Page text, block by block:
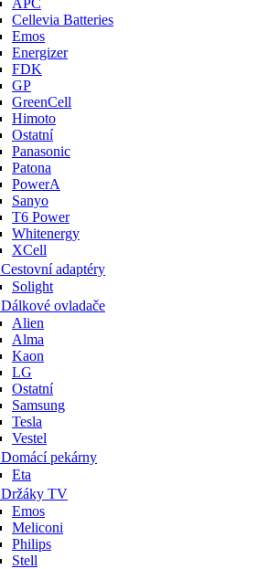
Cellevia Batteries
Emos
Energizer
FDK
GP
GreenCell
Himoto
Ostatní
Panasonic
Patona
PowerA
Sanyo
T6 Power
Whitenergy
XCell
Cestovní adaptéry
Solight
Dálkové ovladače
Alien
Alma
Kaon
LG
Ostatní
Samsung
Tesla
Vestel
Domácí pekárny
Eta
Držáky TV
Emos
Meliconi
Philips
Stell